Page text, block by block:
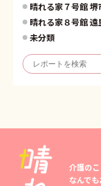
晴れる家７号館 堺
晴れる家８号館 遠
未分類
介護の
なんで